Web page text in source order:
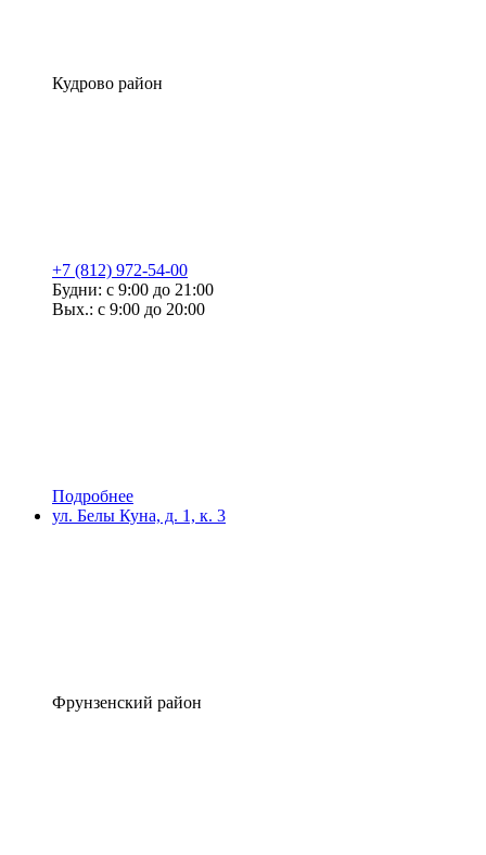
Кудрово район
+7 (812) 972-54-00
Будни: с 9:00 до 21:00
Вых.: с 9:00 до 20:00
Подробнее
ул. Белы Куна, д. 1, к. 3
Фрунзенский район